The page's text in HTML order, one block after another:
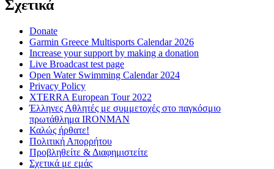
Σχετικά
Donate
Garmin Greece Multisports Calendar 2026
Increase your support by making a donation
Live Broadcast test page
Open Water Swimming Calendar 2024
Privacy Policy
XTERRA European Tour 2022
Έλληνες Αθλητές με συμμετοχές στο παγκόσμιο
πρωτάθλημα IRONMAN
Καλώς ήρθατε!
Πολιτική Απορρήτου
Προβληθείτε & Διαφημιστείτε
Σχετικά με εμάς